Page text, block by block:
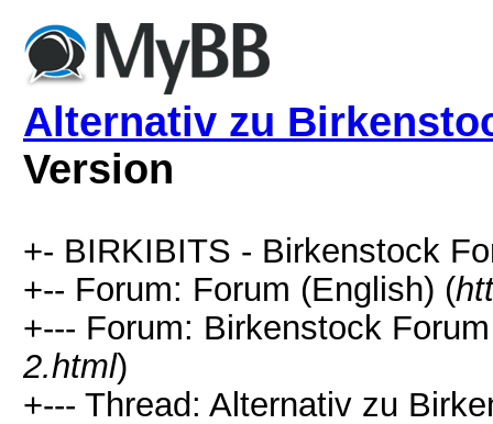
Alternativ zu
Version
+- BIRKIBITS - Birkenstock
+-- Forum: Forum (English) (
+--- Forum: Birkenstock
2.html)
+--- Thread: Alternativ zu